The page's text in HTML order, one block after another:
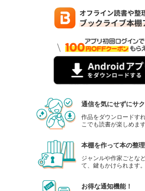
あらすじを表示する
会社をやめて馬主やります！
円 (税込)
あらすじを表示する
会社をやめて馬主やります！
110円 (税込)
通信を気にせずにサ
作品をダウンロードす
こでも読書が楽しめます
本棚を作って本の整
ジャンルや作家ごとな
て、鍵もかけられます。
お得な通知機能！